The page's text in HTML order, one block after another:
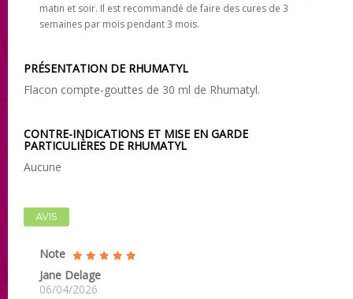
matin et soir. Il est recommandé de faire des cures de 3
semaines par mois pendant 3 mois.
PRÉSENTATION DE RHUMATYL
Flacon compte-gouttes de 30 ml de Rhumatyl.
CONTRE-INDICATIONS ET MISE EN GARDE
PARTICULIÈRES DE RHUMATYL
Aucune
AVIS
Note
Jane Delage
06/04/2026